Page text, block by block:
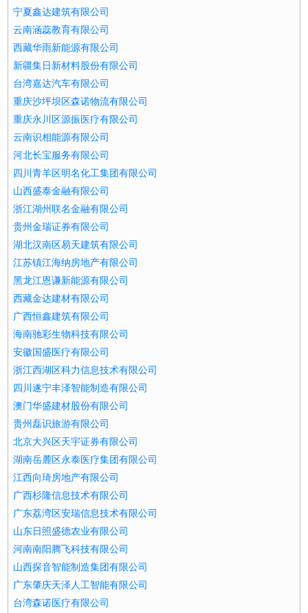
宁夏鑫达建筑有限公司
云南涵蕊教育有限公司
西藏华雨新能源有限公司
新疆集日新材料股份有限公司
台湾嘉达汽车有限公司
重庆沙坪坝区森诺物流有限公司
重庆永川区源振医疗有限公司
云南识相能源有限公司
河北长宝服务有限公司
四川青羊区明名化工集团有限公司
山西盛泰金融有限公司
浙江湖州联名金融有限公司
贵州金瑞证券有限公司
湖北汉南区易天建筑有限公司
江苏镇江海纳房地产有限公司
黑龙江恩谦新能源有限公司
西藏金达建材有限公司
广西恒鑫建筑有限公司
海南驰彩生物科技有限公司
安徽国盛医疗有限公司
浙江西湖区科力信息技术有限公司
四川遂宁丰泽智能制造有限公司
澳门华盛建材股份有限公司
贵州磊识旅游有限公司
北京大兴区天宇证券有限公司
湖南岳麓区永泰医疗集团有限公司
江西向琦房地产有限公司
广西杉隆信息技术有限公司
广东荔湾区安瑞信息技术有限公司
山东日照盛德农业有限公司
河南南阳腾飞科技有限公司
山西探音智能制造集团有限公司
广东肇庆天泽人工智能有限公司
台湾森诺医疗有限公司